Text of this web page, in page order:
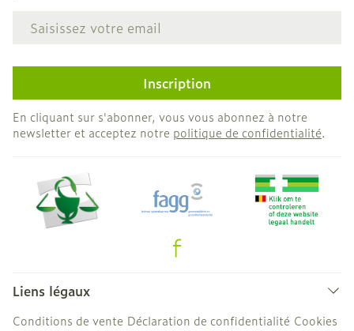
Adresse mail
Inscription
En cliquant sur s'abonner, vous vous abonnez à notre
newsletter et acceptez notre politique de confidentialité.
Liens légaux
Conditions de vente Déclaration de confidentialité Cookies